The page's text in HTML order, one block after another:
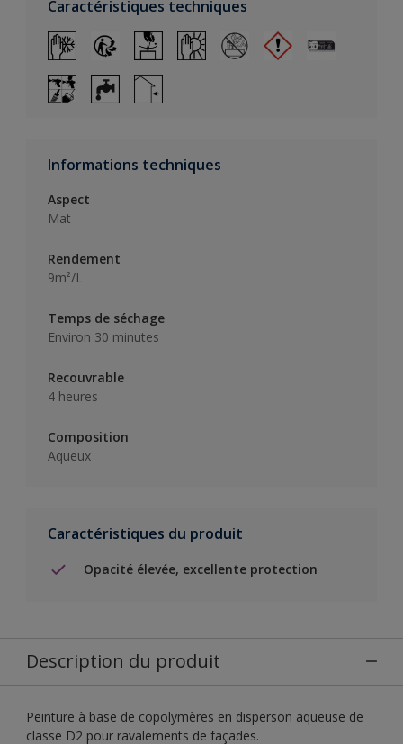
Caractéristiques techniques
Informations techniques
Aspect
Mat
Rendement
9m²/L
Temps de séchage
Environ 30 minutes
Recouvrable
4 heures
Composition
Aqueux
Caractéristiques du produit
Opacité élevée, excellente protection
Description du produit
Peinture à base de copolymères en disperson aqueuse de
classe D2 pour ravalements de façades.